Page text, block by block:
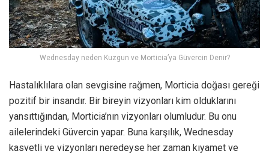
Wednesday neden Kuzgun ve Morticia’ya Güvercin Denir?
Hastalıklılara olan sevgisine rağmen, Morticia doğası gereği
pozitif bir insandır. Bir bireyin vizyonları kim olduklarını
yansıttığından, Morticia’nın vizyonları olumludur. Bu onu
ailelerindeki Güvercin yapar. Buna karşılık, Wednesday
kasvetli ve vizyonları neredeyse her zaman kıyamet ve